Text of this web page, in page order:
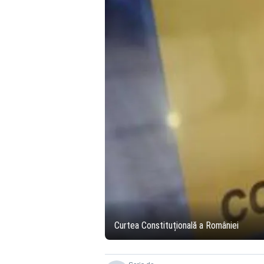
Curtea Constituțională a României